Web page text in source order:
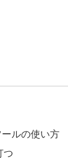
ルの使い方
つ